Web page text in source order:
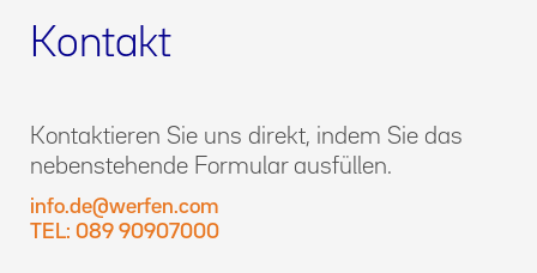
Kontakt
Kontaktieren Sie uns direkt, indem Sie das
nebenstehende Formular ausfüllen.
info.de@werfen.com
TEL: 089 90907000